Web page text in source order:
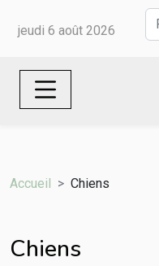
jeudi 6 août 2026
Accueil Chiens
Chiens